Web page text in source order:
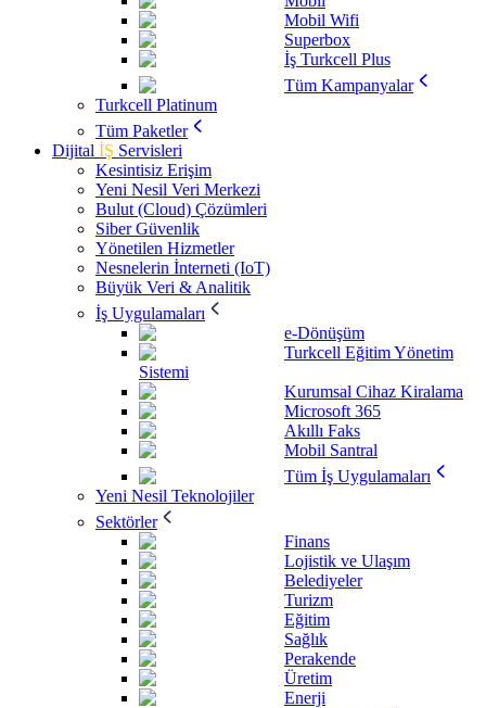
Mobil Wifi
Superbox
İş Turkcell Plus
Tüm Kampanyalar
Turkcell Platinum
Tüm Paketler
Dijital İŞ Servisleri
Kesintisiz Erişim
Yeni Nesil Veri Merkezi
Bulut (Cloud) Çözümleri
Siber Güvenlik
Yönetilen Hizmetler
Nesnelerin İnterneti (IoT)
Büyük Veri & Analitik
İş Uygulamaları
e-Dönüşüm
Turkcell Eğitim Yönetim
Sistemi
Kurumsal Cihaz Kiralama
Microsoft 365
Akıllı Faks
Mobil Santral
Tüm İş Uygulamaları
Yeni Nesil Teknolojiler
Sektörler
Finans
Lojistik ve Ulaşım
Belediyeler
Turizm
Eğitim
Sağlık
Perakende
Üretim
Enerji